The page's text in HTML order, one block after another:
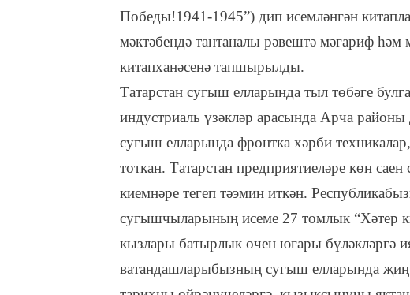
Победы!1941-1945”) дип исемләнгән
мәктәбендә тантаналы рәвештә мәгариф
китапханәсенә тапшырылды.
Татарстан сугыш елларында тыл төбәге
индустриаль үзәкләр арасында Арча
сугыш елларында фронтка хәрби
тоткан. Татарстан предприятиеләре көн
киемнәре тегеп тәэмин иткән.
сугышчыларының исеме 27 томлык “Хәтер
кызлары батырлык өчен югары бүләкләргә
ватандашларыбызның сугыш елларында